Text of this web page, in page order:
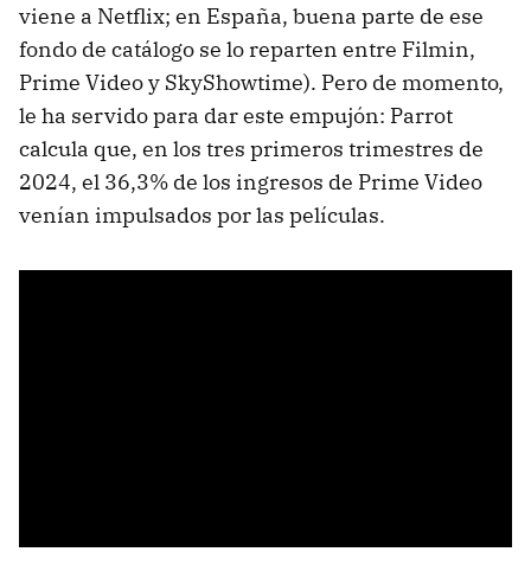
viene a Netflix; en España, buena parte de ese
fondo de catálogo se lo reparten entre Filmin,
Prime Video y SkyShowtime). Pero de momento,
le ha servido para dar este empujón: Parrot
calcula que, en los tres primeros trimestres de
2024, el 36,3% de los ingresos de Prime Video
venían impulsados por las películas.